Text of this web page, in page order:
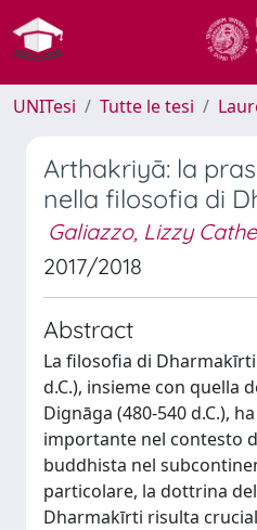
UNITesi Tutte le tesi
Arthakriyā: la
nella filosofia di
Galiazzo, Lizzy
2017/2018
Abstract
La filosofia di Dharmakīrti
d.C.), insieme con quella
Dignāga (480-540 d.C.),
importante nel contesto
buddhista nel
particolare, la dottrina
Dharmakīrti risulta